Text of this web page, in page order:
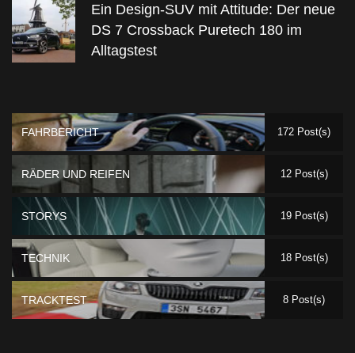
Ein Design-SUV mit Attitude: Der neue
DS 7 Crossback Puretech 180 im
Alltagstest
FAHRBERICHT 172 Post(s)
RÄDER UND REIFEN 12 Post(s)
STORYS 19 Post(s)
TECHNIK 18 Post(s)
TRACKTEST 8 Post(s)